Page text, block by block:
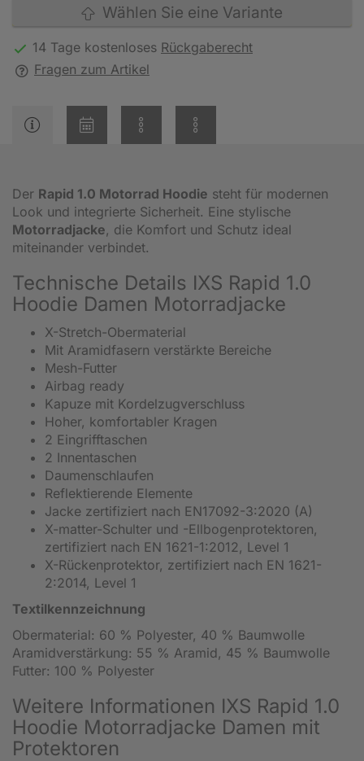
Wählen Sie eine Variante
14 Tage kostenloses Rückgaberecht
Fragen zum Artikel
Der Rapid 1.0 Motorrad Hoodie steht für modernen
Look und integrierte Sicherheit. Eine stylische
Motorradjacke, die Komfort und Schutz ideal
miteinander verbindet.
Technische Details IXS Rapid 1.0
Hoodie Damen Motorradjacke
X-Stretch-Obermaterial
Mit Aramidfasern verstärkte Bereiche
Mesh-Futter
Airbag ready
Kapuze mit Kordelzugverschluss
Hoher, komfortabler Kragen
2 Eingrifftaschen
2 Innentaschen
Daumenschlaufen
Reflektierende Elemente
Jacke zertifiziert nach EN17092-3:2020 (A)
X-matter-Schulter und -Ellbogenprotektoren,
zertifiziert nach EN 1621-1:2012, Level 1
X-Rückenprotektor, zertifiziert nach EN 1621-
2:2014, Level 1
Textilkennzeichnung
Obermaterial: 60 % Polyester, 40 % Baumwolle
Aramidverstärkung: 55 % Aramid, 45 % Baumwolle
Futter: 100 % Polyester
Weitere Informationen IXS Rapid 1.0
Hoodie Motorradjacke Damen mit
Protektoren